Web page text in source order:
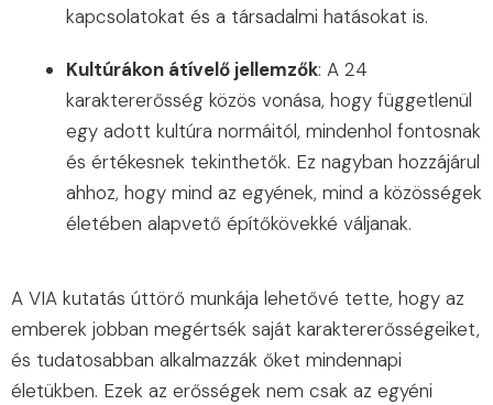
kapcsolatokat és a társadalmi hatásokat is.
Kultúrákon átívelő jellemzők: A 24
karaktererősség közös vonása, hogy függetlenül
egy adott kultúra normáitól, mindenhol fontosnak
és értékesnek tekinthetők. Ez nagyban hozzájárul
ahhoz, hogy mind az egyének, mind a közösségek
életében alapvető építőkövekké váljanak.
A VIA kutatás úttörő munkája lehetővé tette, hogy az
emberek jobban megértsék saját karaktererősségeiket,
és tudatosabban alkalmazzák őket mindennapi
életükben. Ezek az erősségek nem csak az egyéni